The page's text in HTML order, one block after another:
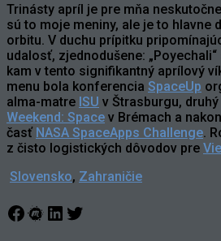
Trinásty apríl je pre mňa
sú to moje meniny, ale je to hlavne
orbitu. V duchu prípitku
udalosť, zjednodušene:
kam v tento signifikantný aprílový
menu bola konferencia SpaceUp
alma-matre ISU v Štrasburgu,
Weekend: Space v Brémach a
časť NASA SpaceApps Challenge.
z čisto logistických dôvodov pre
Slovensko, Zahraničie
Facebook
Meetup
LinkedIn
Twitter